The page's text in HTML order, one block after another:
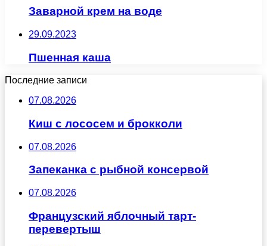
Заварной крем на воде
29.09.2023
Пшенная каша
Последние записи
07.08.2026
Киш с лососем и брокколи
07.08.2026
Запеканка с рыбной консервой
07.08.2026
Французский яблочный тарт-
перевертыш